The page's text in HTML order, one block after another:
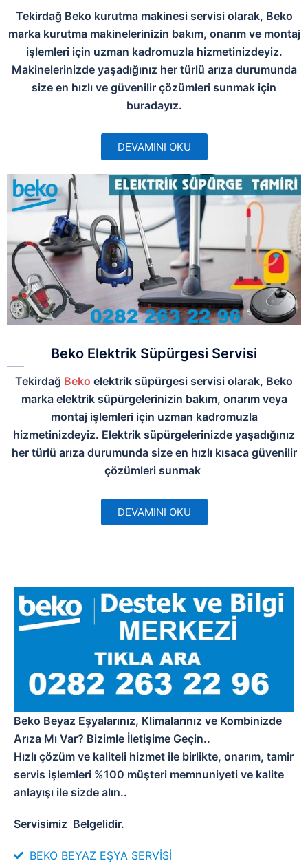
Tekirdağ Beko kurutma makinesi servisi olarak, Beko
marka kurutma makinelerinizin bakım, onarım ve montaj
işlemleri için uzman kadromuzla hizmetinizdeyiz.
Makinelerinizde yaşadığınız her türlü arıza durumunda
size en hızlı ve güvenilir çözümleri sunmak için
buradayız.
DEVAMINI OKU
Beko Elektrik Süpürgesi Servisi
Tekirdağ Beko elektrik süpürgesi servisi olarak, Beko
marka elektrik süpürgelerinizin bakım, onarım veya
montaj işlemleri için uzman kadromuzla
hizmetinizdeyiz. Elektrik süpürgelerinizde yaşadığınız
her türlü arıza durumunda size en hızlı kısaca güvenilir
çözümleri sunmak
DEVAMINI OKU
Beko Beyaz Eşyalarınız, Klimalarınız ve Kombinizde
Arıza Mı Var? Bizimle İletişime Geçin..
Hızlı çözüm ve kaliteli hizmet ile birlikte, onarım, tamir
servis işlemleri %100 müşteri memnuniyeti ve kalite
anlayışı ile sizde alın..
Servisimiz Belgelidir.
BEKO BEYAZ EŞYA SERVİSİ